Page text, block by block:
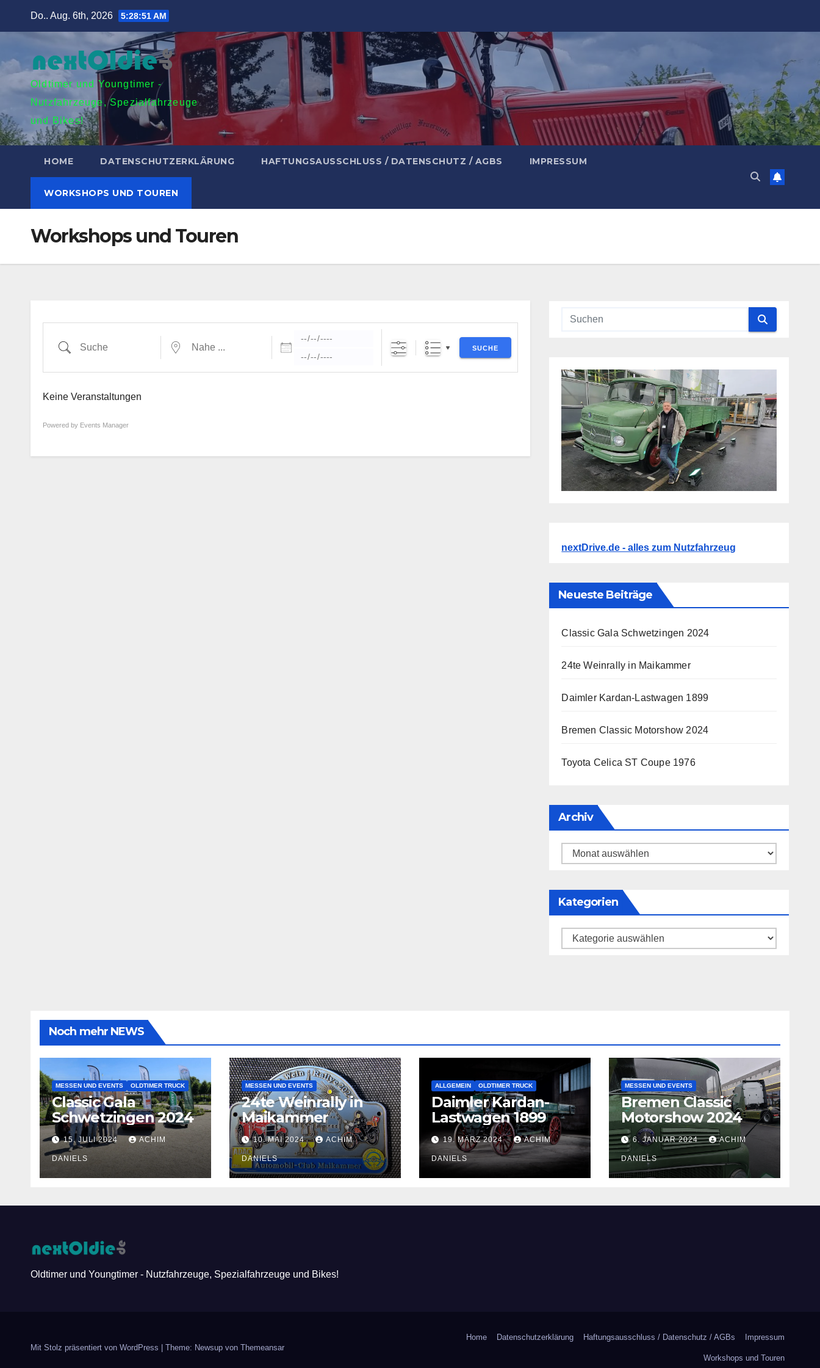
Do.. Aug. 6th, 2026 5:28:51 AM
Oldtimer und Youngtimer -
Nutzfahrzeuge, Spezialfahrzeuge
und Bikes!
HOME DATENSCHUTZERKLÄRUNG HAFTUNGSAUSSCHLUSS / DATENSCHUTZ / AGBS IMPRESSUM
WORKSHOPS UND TOUREN
Workshops und Touren
Suche Nahe ... SUCHE
Keine Veranstaltungen
Powered by Events Manager
nextDrive.de - alles zum Nutzfahrzeug
Neueste Beiträge
Classic Gala Schwetzingen 2024
24te Weinrally in Maikammer
Daimler Kardan-Lastwagen 1899
Bremen Classic Motorshow 2024
Toyota Celica ST Coupe 1976
Archiv
Archiv
Kategorien
Kategorien
Noch mehr NEWS
MESSEN UND EVENTS OLDTIMER TRUCK
Classic Gala
Schwetzingen 2024
15. JULI 2024 ACHIM
DANIELS
MESSEN UND EVENTS
24te Weinrally in
Maikammer
10. MAI 2024 ACHIM
DANIELS
ALLGEMEIN OLDTIMER TRUCK
Daimler Kardan-
Lastwagen 1899
19. MÄRZ 2024 ACHIM
DANIELS
MESSEN UND EVENTS
Bremen Classic
Motorshow 2024
6. JANUAR 2024 ACHIM
DANIELS
Oldtimer und Youngtimer - Nutzfahrzeuge, Spezialfahrzeuge und Bikes!
Mit Stolz präsentiert von WordPress Theme: Newsup von Themeansar
Home Datenschutzerklärung Haftungsausschluss / Datenschutz / AGBs Impressum
Workshops und Touren